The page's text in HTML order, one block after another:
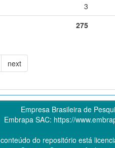
3
275
next
Empresa Brasileira de
Embrapa SAC: https://
do repositório está